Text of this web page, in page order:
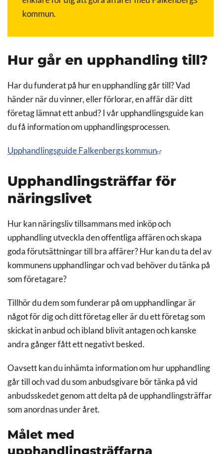
kommun.
Hur går en upphandling till?
Har du funderat på hur en upphandling går till? Vad
händer när du vinner, eller förlorar, en affär där ditt
företag lämnat ett anbud? I vår upphandlingsguide kan
du få information om upphandlingsprocessen.
Upphandlingsguide Falkenbergs kommun
Upphandlingsträffar för
näringslivet
Hur kan näringsliv tillsammans med inköp och
upphandling utveckla den offentliga affären och skapa
goda förutsättningar till bra affärer? Hur kan du ta del av
kommunens upphandlingar och vad behöver du tänka på
som företagare?
Tillhör du dem som funderar på om upphandlingar är
något för dig och ditt företag eller är du ett företag som
skickat in anbud och ibland blivit antagen och kanske
andra gånger fått ett negativt besked.
Oavsett kan du inhämta information om hur upphandling
går till och vad du som anbudsgivare bör tänka på vid
anbudsskedet genom att delta på de upphandlingsträffar
som anordnas under året.
Målet med
upphandlingsträffarna